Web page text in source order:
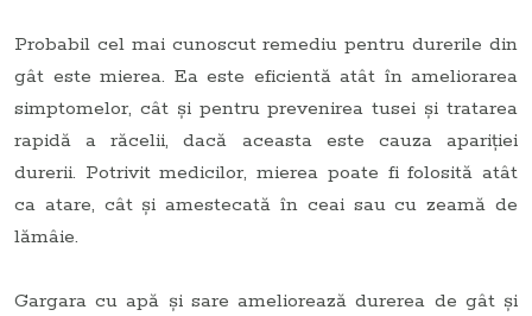
Probabil cel mai cunoscut remediu pentru durerile din
gât este mierea. Ea este eficientă atât în ameliorarea
simptomelor, cât și pentru prevenirea tusei și tratarea
rapidă a răcelii, dacă aceasta este cauza apariției
durerii. Potrivit medicilor, mierea poate fi folosită atât
ca atare, cât și amestecată în ceai sau cu zeamă de
lămâie.
Gargara cu apă și sare ameliorează durerea de gât și